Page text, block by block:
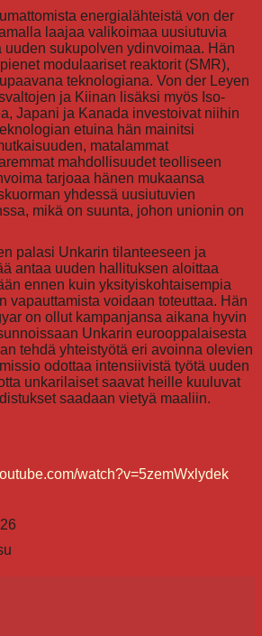
energialähteistä von der
laajaa valikoimaa uusiutuvia
sukupolven ydinvoimaa. Hän
modulaariset reaktorit (SMR),
teknologiana. Von der Leyen
ja Kiinan lisäksi myös Iso-
Japani ja Kanada investoivat niihin
etuina hän mainitsi
matalammat
mahdollisuudet teolliseen
tarjoaa hänen mukaansa
yhdessä uusiutuvien
mikä on suunta, johon unionin on
palasi Unkarin tilanteeseen ja
antaa uuden hallituksen aloittaa
ennen kuin yksityiskohtaisempia
vapauttamista voidaan toteuttaa. Hän
on ollut kampanjansa aikana hyvin
Unkarin eurooppalaisesta
tehdä yhteistyötä eri avoinna olevien
odottaa intensiivistä työtä uuden
unkarilaiset saavat heille kuuluvat
saadaan vietyä maaliin.
watch?v=5zemWxlydek